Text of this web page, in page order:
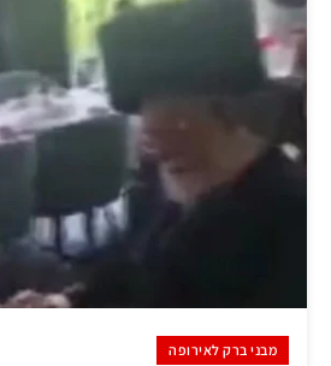
מבני ברק לאירופה